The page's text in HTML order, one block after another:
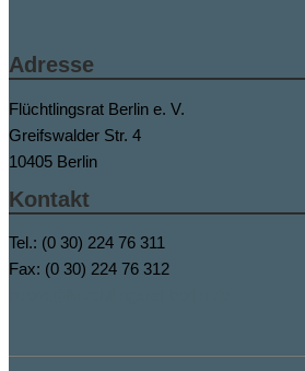
Adresse
Flüchtlingsrat Berlin e. V.
Greifswalder Str. 4
10405 Berlin
Kontakt
Tel.: (0 30) 224 76 311
Fax: (0 30) 224 76 312